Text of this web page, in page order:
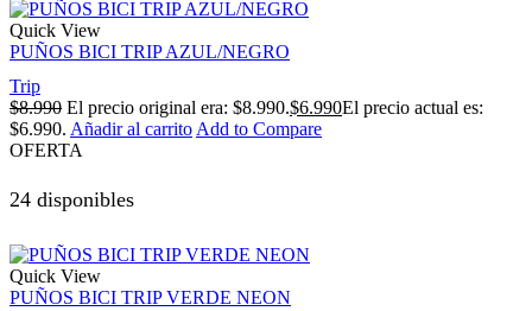
Quick View
PUÑOS BICI TRIP AZUL/NEGRO
Trip
$8.990 El precio original era: $8.990.$6.990El precio actual es:
$6.990. Añadir al carrito Add to Compare
OFERTA
24 disponibles
Quick View
PUÑOS BICI TRIP VERDE NEON